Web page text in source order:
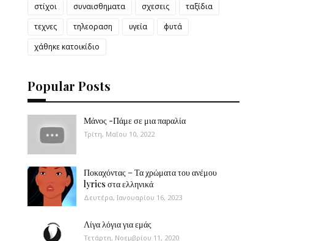
στίχοι
συναισθηματα σχεσεις
ταξίδια
τεχνες
τηλεοραση υγεία
φυτά
χάθηκε κατοικίδιο
Popular Posts
Μάνος -Πάμε σε μια παραλία
Τρίτη, Μαΐου 10, 2022
Ποκαχόντας – Τα χρώματα του ανέμου
lyrics στα ελληνικά
Δευτέρα, Ιανουαρίου 16, 2023
Λίγα λόγια για εμάς
Τετάρτη, Νοεμβρίου 11, 2020